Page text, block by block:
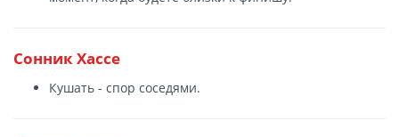
Сонник Хассе
Кушать - спор соседями.